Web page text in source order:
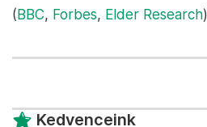
(BBC, Forbes, Elder Research)
Kedvenceink